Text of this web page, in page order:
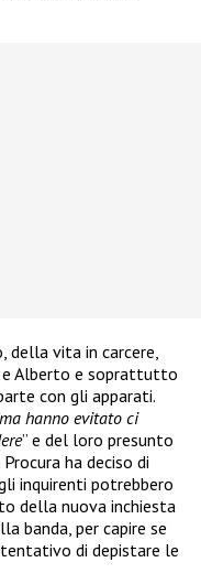
della vita in carcere,
Alberto e soprattutto
con gli apparati.
hanno evitato ci
” e del loro presunto
ha deciso di
inquirenti potrebbero
della nuova inchiesta
banda, per capire se
di depistare le